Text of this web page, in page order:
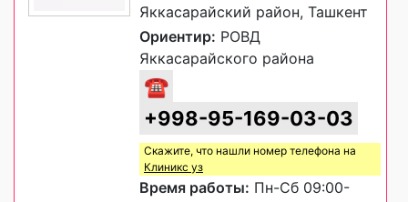
Яккасарайский район, Ташкент
Ориентир: РОВД
Яккасарайского района
☎
+998-95-169-03-03
Скажите, что нашли номер телефона на
Клиникс уз
Время работы: Пн-Сб 09:00-